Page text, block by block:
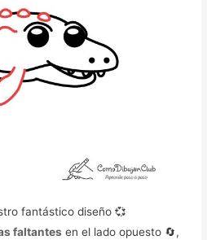
fantástico diseño 💞
faltantes en el lado opuesto 🔄,